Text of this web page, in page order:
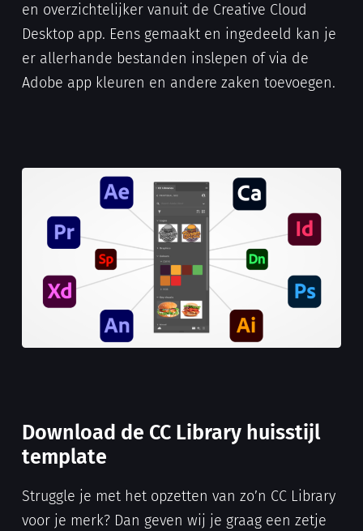
en overzichtelijker vanuit de Creative Cloud
Desktop app. Eens gemaakt en ingedeeld kan je
er allerhande bestanden inslepen of via de
Adobe app kleuren en andere zaken toevoegen.
Download de CC Library huisstijl
template
Struggle je met het opzetten van zo’n CC Library
voor je merk? Dan geven wij je graag een zetje